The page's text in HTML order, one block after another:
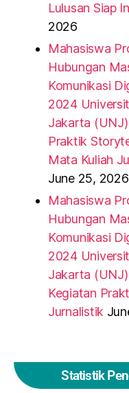
Lulusan Siap
2026
Mahasiswa
Hubungan
Komunikasi
2024
Jakarta
Praktik
Mata Kuliah
June 25, 2026
Mahasiswa
Hubungan
Komunikasi
2024
Jakarta
Kegiatan
Jurnalistik
Statistik